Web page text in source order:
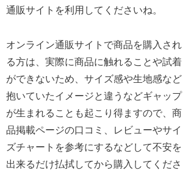
通販サイトを利用してくださいね。
オンライン通販サイトで商品を購入され
る方は、実際に商品に触れることや試着
ができないため、サイズ感や生地感など
抱いていたイメージと違うなどギャップ
が生まれることも起こり得ますので、商
品掲載ページの口コミ、レビューやサイ
ズチャートを参考にするなどして不安を
出来るだけ払拭してから購入してくださ